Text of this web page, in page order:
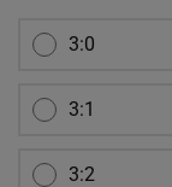
3:0
3:1
3:2